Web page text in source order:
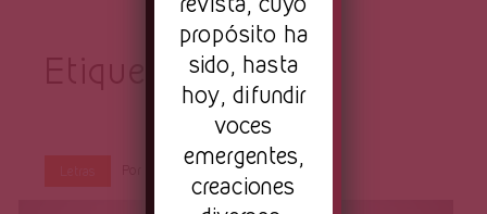
Revista
Primera
Etiqueta:Jones
Ago 1, 2016
propósito ha
sido, hasta
hoy, difundir
voces
emergentes,
creaciones